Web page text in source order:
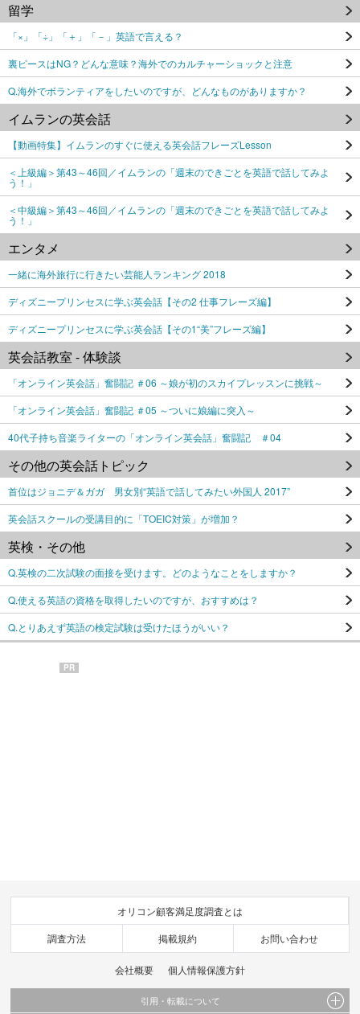
留学
「×」「÷」「＋」「－」英語で言える？
裏ピースはNG？どんな意味？海外でのカルチャーショックと注意
Q.海外でボランティアをしたいのですが、どんなものがありますか？
イムランの英会話
【動画特集】イムランのすぐに使える英会話フレーズLesson
＜上級編＞第43～46回／イムランの「週末のできごとを英語で話してみよ
う！」
＜中級編＞第43～46回／イムランの「週末のできごとを英語で話してみよ
う！」
エンタメ
一緒に海外旅行に行きたい芸能人ランキング 2018
ディズニープリンセスに学ぶ英会話【その2 仕事フレーズ編】
ディズニープリンセスに学ぶ英会話【その1“美”フレーズ編】
英会話教室 - 体験談
「オンライン英会話」奮闘記 ＃06 ～娘が初のスカイプレッスンに挑戦～
「オンライン英会話」奮闘記 ＃05 ～ついに娘編に突入～
40代子持ち音楽ライターの「オンライン英会話」奮闘記 ＃04
その他の英会話トピック
首位はジョニデ＆ガガ 男女別“英語で話してみたい外国人 2017”
英会話スクールの受講目的に「TOEIC対策」が増加？
英検・その他
Q.英検の二次試験の面接を受けます。どのようなことをしますか？
Q.使える英語の資格を取得したいのですが、おすすめは？
Q.とりあえず英語の検定試験は受けたほうがいい？
PR
オリコン顧客満足度調査とは
調査方法 掲載規約 お問い合わせ
会社概要 個人情報保護方針
引用・転載について